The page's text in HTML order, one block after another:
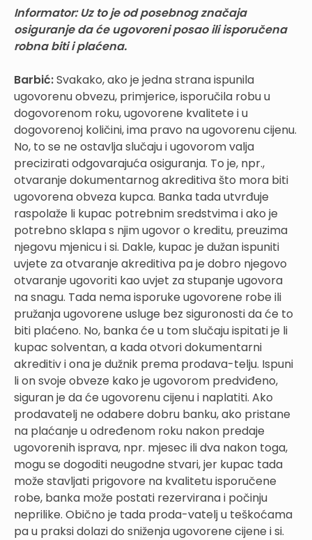
Informator:Uz to je od posebnog značaja
osiguranje da će ugovoreni posao ili isporučena
robna biti i plaćena.
Barbić:Svakako, ako je jedna strana ispunila
ugovorenu obvezu, primjerice, isporučila robu u
dogovorenom roku, ugovorene kvalitete i u
dogovorenoj količini, ima pravo na ugovorenu cijenu.
No, to se ne ostavlja slučaju i ugovorom valja
precizirati odgovarajuća osiguranja. To je, npr.,
otvaranje dokumentarnog akreditiva što mora biti
ugovorena obveza kupca. Banka tada utvrđuje
raspolaže li kupac potrebnim sredstvima i ako je
potrebno sklapa s njim ugovor o kreditu, preuzima
njegovu mjenicu i si. Dakle, kupac je dužan ispuniti
uvjete za otvaranje akreditiva pa je dobro njegovo
otvaranje ugovoriti kao uvjet za stupanje ugovora
na snagu. Tada nema isporuke ugovorene robe ili
pružanja ugovorene usluge bez siguronosti da će to
biti plaćeno. No, banka će u tom slučaju ispitati je li
kupac solventan, a kada otvori dokumentarni
akreditiv i ona je dužnik prema prodava-telju. Ispuni
li on svoje obveze kako je ugovorom predviđeno,
siguran je da će ugovorenu cijenu i naplatiti. Ako
prodavatelj ne odabere dobru banku, ako pristane
na plaćanje u određenom roku nakon predaje
ugovorenih isprava, npr. mjesec ili dva nakon toga,
mogu se dogoditi neugodne stvari, jer kupac tada
može stavljati prigovore na kvalitetu isporučene
robe, banka može postati rezervirana i počinju
neprilike. Obično je tada proda-vatelj u teškoćama
pa u praksi dolazi do sniženja ugovorene cijene i si.